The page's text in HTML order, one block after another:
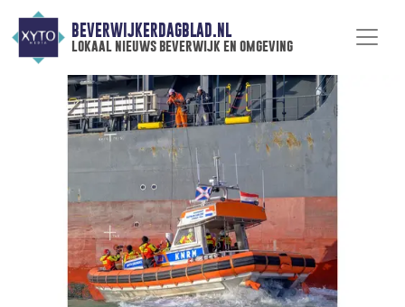
BEVERWIJKERDAGBLAD.NL
lokaal nieuws beverwijk en omgeving